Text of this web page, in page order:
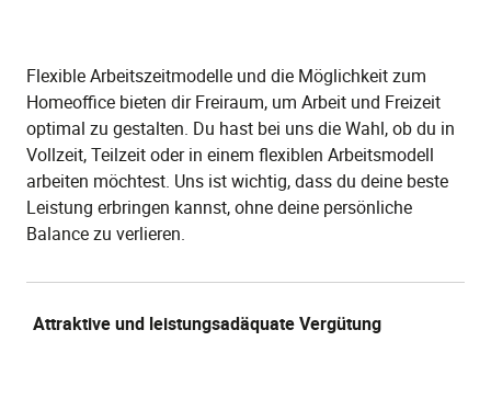
Flexible Arbeitszeitmodelle und die Möglichkeit zum
Homeoffice bieten dir Freiraum, um Arbeit und Freizeit
optimal zu gestalten. Du hast bei uns die Wahl, ob du in
Vollzeit, Teilzeit oder in einem flexiblen Arbeitsmodell
arbeiten möchtest. Uns ist wichtig, dass du deine beste
Leistung erbringen kannst, ohne deine persönliche
Balance zu verlieren.
Attraktive und leistungsadäquate Vergütung